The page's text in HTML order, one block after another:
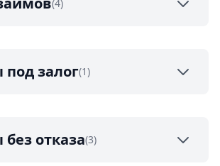
(4)
залог(1)
отказа(3)